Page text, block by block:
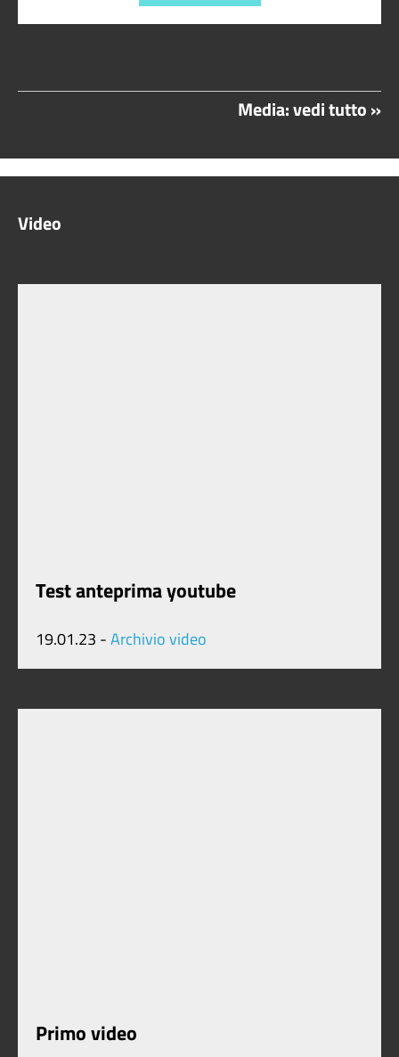
Media: vedi tutto »
Video
Test anteprima youtube
19.01.23 -Archivio video
Primo video